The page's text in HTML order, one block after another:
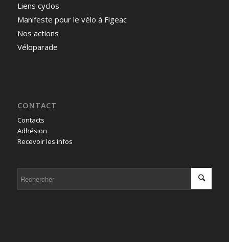
Liens cyclos
Manifeste pour le vélo à Figeac
Nos actions
Véloparade
CONTACT
Contacts
Adhésion
Recevoir les infos